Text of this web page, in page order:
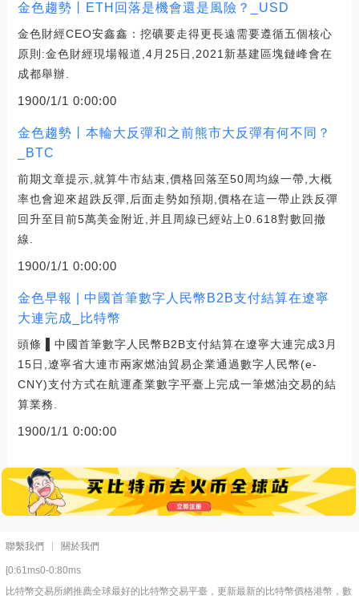
金色趨勢丨ETH回落是機會還是風險？_USD
金色財經CEO安鑫鑫：挖礦要走得更長遠需要遵循五個核心
原則:金色財經現場報道,4月25日,2021新基建區塊鏈峰會在
成都舉辦.
1900/1/1 0:00:00
金色趨勢丨本輪大反彈和之前熊市大反彈有何不同？
_BTC
前期文章提示,就算牛市結束,價格回落至50周均線一帶,大概
率也會迎來超跌反彈,后面走勢如預期,價格在這一帶止跌反彈
回升至目前5萬美金附近,并且周線已經站上0.618對數回撤
線.
1900/1/1 0:00:00
金色早報 | 中國首筆數字人民幣B2B支付結算在遼寧
大連完成_比特幣
頭條 ▌中國首筆數字人民幣B2B支付結算在遼寧大連完成3月
15日,遼寧省大連市兩家燃油貿易企業通過數字人民幣(e-
CNY)支付方式在航運產業數字平臺上完成一筆燃油交易的結
算業務.
1900/1/1 0:00:00
聯繫我們 關於我們
[0:61ms0-0:80ms
比特幣交易所網推薦全球最好的比特幣交易平臺，更新最新的比特幣價格港幣，數